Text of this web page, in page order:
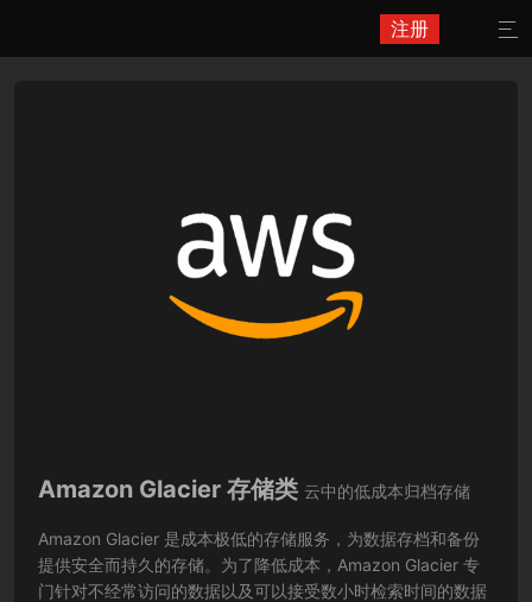
注册 
Amazon Glacier 存储类 云中的低成本归档存储
Amazon Glacier 是成本极低的存储服务，为数据存档和备份
提供安全而持久的存储。为了降低成本，Amazon Glacier 专
门针对不经常访问的数据以及可以接受数小时检索时间的数据